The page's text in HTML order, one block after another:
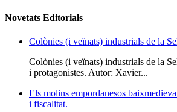
Novetats Editorials
Colònies (i veïnats) industrials de la
Colònies (i veïnats) industrials de la
i protagonistes. Autor: Xavier...
Els molins empordanesos
i fiscalitat.